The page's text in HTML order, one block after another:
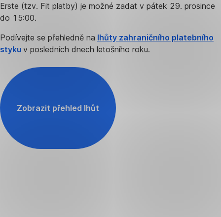
Erste (tzv. Fit platby) je možné zadat v pátek 29. prosince
do 15:00.
Podívejte se přehledně na lhůty zahraničního platebního
styku v posledních dnech letošního roku.
Zobrazit přehled lhůt
,
nové